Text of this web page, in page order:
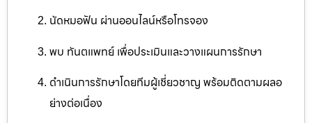
นัดหมอฟัน ผ่านออนไลน์หรือโทรจอง
พบ ทันตแพทย์ เพื่อประเมินและวางแผนการรักษา
ดำเนินการรักษาโดยทีมผู้เชี่ยวชาญ พร้อมติดตามผลอ
ย่างต่อเนื่อง